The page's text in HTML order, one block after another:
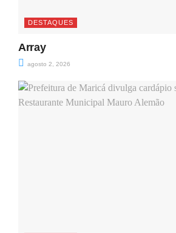
DESTAQUES
Array
agosto 2, 2026